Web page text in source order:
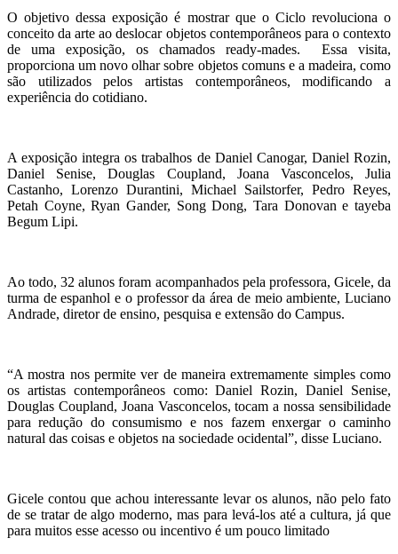
O objetivo dessa exposição é mostrar que o Ciclo revoluciona o
conceito da arte ao deslocar objetos contemporâneos para o contexto
de uma exposição, os chamados ready-mades. Essa visita,
proporciona um novo olhar sobre objetos comuns e a madeira, como
são utilizados pelos artistas contemporâneos, modificando a
experiência do cotidiano.
A exposição integra os trabalhos de Daniel Canogar, Daniel Rozin,
Daniel Senise, Douglas Coupland, Joana Vasconcelos, Julia
Castanho, Lorenzo Durantini, Michael Sailstorfer, Pedro Reyes,
Petah Coyne, Ryan Gander, Song Dong, Tara Donovan e tayeba
Begum Lipi.
Ao todo, 32 alunos foram acompanhados pela professora, Gicele, da
turma de espanhol e o professor da área de meio ambiente, Luciano
Andrade, diretor de ensino, pesquisa e extensão do Campus.
“A mostra nos permite ver de maneira extremamente simples como
os artistas contemporâneos como: Daniel Rozin, Daniel Senise,
Douglas Coupland, Joana Vasconcelos, tocam a nossa sensibilidade
para redução do consumismo e nos fazem enxergar o caminho
natural das coisas e objetos na sociedade ocidental”, disse Luciano.
Gicele contou que achou interessante levar os alunos, não pelo fato
de se tratar de algo moderno, mas para levá-los até a cultura, já que
para muitos esse acesso ou incentivo é um pouco limitado